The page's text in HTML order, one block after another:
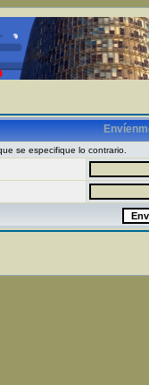
se especifique lo contrario.